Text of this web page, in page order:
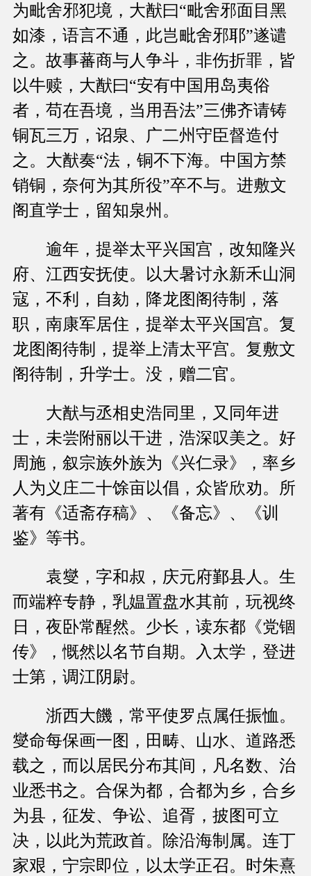
为毗舍邪犯境，大猷曰“毗舍邪面目黑
如漆，语言不通，此岂毗舍邪耶”遂谴
之。故事蕃商与人争斗，非伤折罪，皆
以牛赎，大猷曰“安有中国用岛夷俗
者，苟在吾境，当用吾法”三佛齐请铸
铜瓦三万，诏泉、广二州守臣督造付
之。大猷奏“法，铜不下海。中国方禁
销铜，奈何为其所役”卒不与。进敷文
阁直学士，留知泉州。
逾年，提举太平兴国宫，改知隆兴
府、江西安抚使。以大暑讨永新禾山洞
寇，不利，自劾，降龙图阁待制，落
职，南康军居住，提举太平兴国宫。复
龙图阁待制，提举上清太平宫。复敷文
阁待制，升学士。没，赠二官。
大猷与丞相史浩同里，又同年进
士，未尝附丽以干进，浩深叹美之。好
周施，叙宗族外族为《兴仁录》，率乡
人为义庄二十馀亩以倡，众皆欣劝。所
著有《适斋存稿》、《备忘》、《训
鉴》等书。
袁燮，字和叔，庆元府鄞县人。生
而端粹专静，乳媪置盘水其前，玩视终
日，夜卧常醒然。少长，读东都《党锢
传》，慨然以名节自期。入太学，登进
士第，调江阴尉。
浙西大饑，常平使罗点属任振恤。
燮命每保画一图，田畴、山水、道路悉
载之，而以居民分布其间，凡名数、治
业悉书之。合保为都，合都为乡，合乡
为县，征发、争讼、追胥，披图可立
决，以此为荒政首。除沿海制属。连丁
家艰，宁宗即位，以太学正召。时朱熹